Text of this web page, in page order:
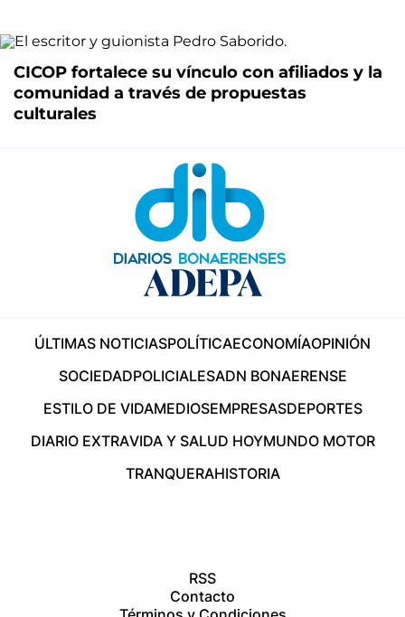
CICOP fortalece su vínculo con afiliados y la
comunidad a través de propuestas
culturales
ÚLTIMAS NOTICIASPOLÍTICAECONOMÍAOPINIÓN
SOCIEDADPOLICIALESADN BONAERENSE
ESTILO DE VIDAMEDIOSEMPRESASDEPORTES
DIARIO EXTRAVIDA Y SALUD HOYMUNDO MOTOR
TRANQUERAHISTORIA
RSS
Contacto